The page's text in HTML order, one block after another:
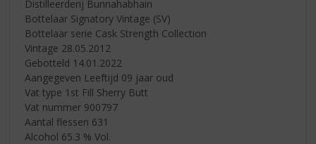
Distilleerderij Bunnahabhain
Bottelaar Signatory Vintage (SV)
Bottelaar serie Cask Strength Collection
Vintage 28.05.2012
Gebotteld 14.01.2022
Aangegeven Leeftijd 09 jaar oud
Vat type 1st Fill Sherry Butt
Vat nummer 900797
Aantal flessen 631
Alcohol 65.3 % Vol.